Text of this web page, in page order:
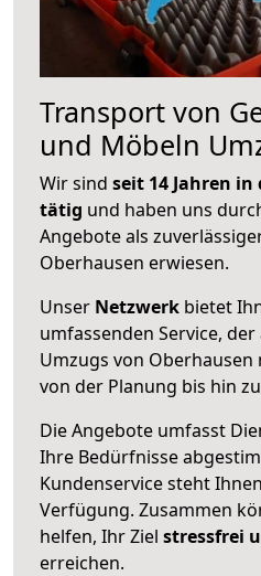
Transport von
und Möbeln
Wir sind seit 14 Jahren
tätig und haben uns
Angebote als
Oberhausen erwiesen.
Unser Netzwerk bietet
umfassenden Service,
Umzugs von Oberhausen
von der Planung bis hin
Die Angebote umfasst
Ihre Bedürfnisse
Kundenservice steht
Verfügung. Zusammen
helfen, Ihr Ziel stressfrei
erreichen.